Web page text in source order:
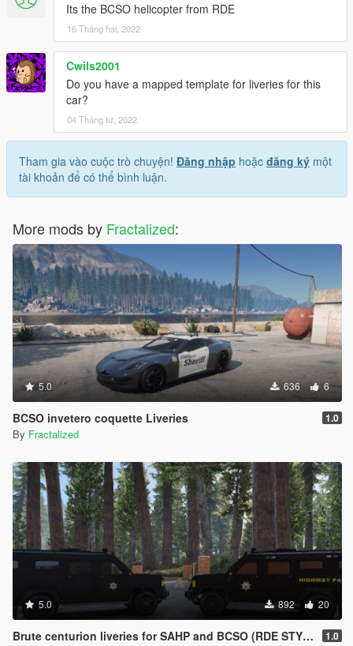
Its the BCSO helicopter from RDE
16 Tháng hai, 2022
Cwils2001
Do you have a mapped template for liveries for this
car?
04 Tháng tư, 2022
Tham gia vào cuộc trò chuyện! Đăng nhập hoặc đăng ký một
tài khoản để có thể bình luận.
More mods by Fractalized:
5.0 636 6
BCSO invetero coquette Liveries 1.0
By Fractalized
5.0 892 20
Brute centurion liveries for SAHP and BCSO (RDE STYLE) 1.0